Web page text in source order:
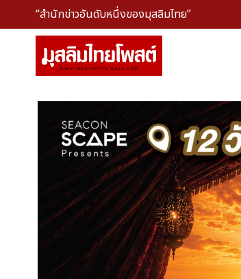
“สำนักข่าวอันดับหนึ่งของมุสลิมไทย”